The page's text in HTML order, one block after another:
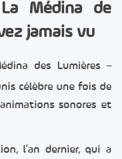
Médina de
jamais vu
des Lumières –
célèbre une fois de
sonores et
l’an dernier, qui a